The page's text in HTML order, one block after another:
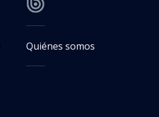
Quiénes somos